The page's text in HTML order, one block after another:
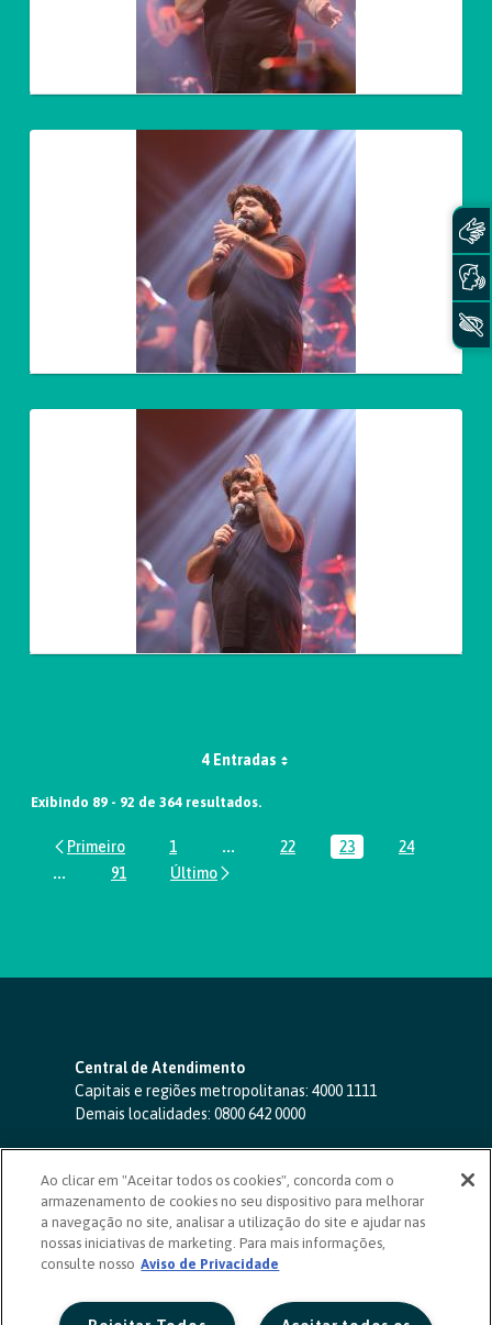
4 Entradas
Exibindo 89 - 92 de 364 resultados.
Página
1 ...Páginas intermediárias Usar ABA
Página
22 Página
23 Página
24
...Páginas intermediárias Usar ABA para navegar.
Página
91
Central de Atendimento
Capitais e regiões metropolitanas: 4000 1111
Demais localidades: 0800 642 0000
SAC 24 horas-0800 724 4420
Ouvidoria
0800 725 0996
(de segunda a sexta, das 8h às 20h)
ouvidoriasicoob.com.br
Deficientes auditivos ou de fala
Ao clicar em "Aceitar todos os cookies", concorda com o
armazenamento de cookies no seu dispositivo para melhorar
a navegação no site, analisar a utilização do site e ajudar nas
nossas iniciativas de marketing. Para mais informações,
consulte nosso Aviso de Privacidade